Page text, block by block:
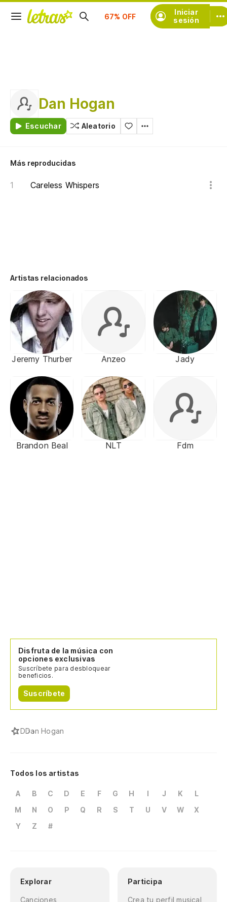
Iniciar
sesión
Suscríbete
Dan Hogan
Escuchar Aleatorio
Más reproducidas
Careless Whispers
Artistas relacionados
Jeremy Thurber Anzeo Jady
Brandon Beal NLT Fdm
Disfruta de la música con
opciones exclusivas
Suscríbete para desbloquear
beneficios.
Suscríbete
DDan Hogan
Todos los artistas
A B C D E F G H I J K
L
M
N O P Q R S T U V W
X
Y
Z #
Explorar
Canciones
Participa
Crea tu perfil musical